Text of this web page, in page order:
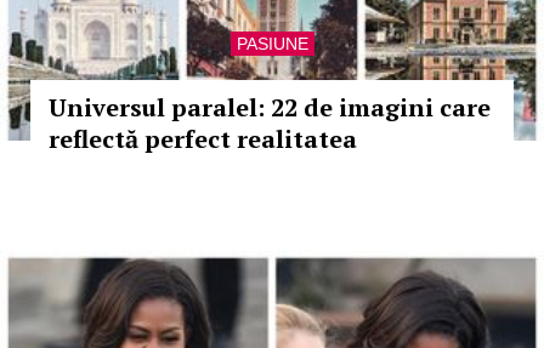
PASIUNE
Universul paralel: 22 de imagini care
reflectă perfect realitatea